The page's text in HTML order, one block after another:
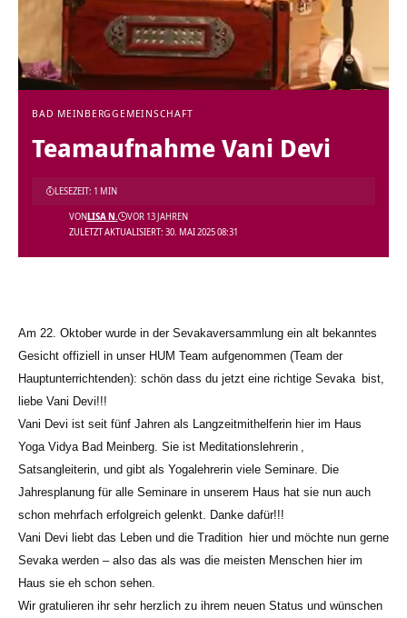
BAD MEINBERGGEMEINSCHAFT
Teamaufnahme Vani Devi
ZULETZT AKTUALISIERT: 30. MAI 2025 08:31
VONLISA N. VOR 13 JAHREN
LESEZEIT: 1 MIN
Am 22. Oktober wurde in der Sevakaversammlung ein alt bekanntes
Gesicht offiziell in unser HUM Team aufgenommen (Team der
Hauptunterrichtenden): schön dass du jetzt eine richtige Sevaka bist,
liebe Vani Devi!!!
Vani Devi ist seit fünf Jahren als Langzeitmithelferin hier im Haus
Yoga Vidya Bad Meinberg. Sie ist Meditationslehrerin ,
Satsangleiterin, und gibt als Yogalehrerin viele Seminare. Die
Jahresplanung für alle Seminare in unserem Haus hat sie nun auch
schon mehrfach erfolgreich gelenkt. Danke dafür!!!
Vani Devi liebt das Leben und die Tradition hier und möchte nun gerne
Sevaka werden – also das als was die meisten Menschen hier im
Haus sie eh schon sehen.
Wir gratulieren ihr sehr herzlich zu ihrem neuen Status und wünschen